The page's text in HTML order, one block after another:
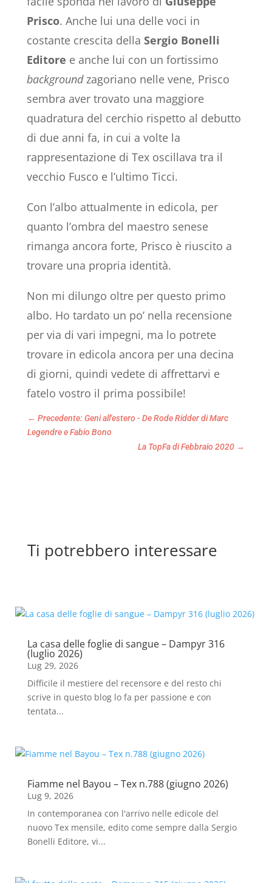
Prisco. Anche lui una delle voci in
costante crescita della Sergio Bonelli
Editore e anche lui con un fortissimo
backgroundzagoriano nelle vene, Prisco
sembra aver trovato una maggiore
quadratura del cerchio rispetto al debutto
di due anni fa, in cui a volte la
rappresentazione di Tex oscillava tra il
vecchio Fusco e l’ultimo Ticci.
Con l’albo attualmente in edicola, per
quanto l’ombra del maestro senese
rimanga ancora forte, Prisco è riuscito a
trovare una propria identità.
Non mi dilungo oltre per questo primo
albo. Ho tardato un po’ nella recensione
per via di vari impegni, ma lo potrete
trovare in edicola ancora per una decina
di giorni, quindi vedete di affrettarvi e
fatelo vostro il prima possibile!
← Precedente: Geni all'estero - De Rode Ridder di Marc
Legendre e Fabio Bono
La TopFa di Febbraio 2020 →
Ti potrebbero interessare
La casa delle foglie di sangue – Dampyr 316
(luglio 2026)
Lug 29, 2026
Difficile il mestiere del recensore e del resto chi
scrive in questo blog lo fa per passione e con
tentata...
Fiamme nel Bayou – Tex n.788 (giugno 2026)
Lug 9, 2026
In contemporanea con l'arrivo nelle edicole del
nuovo Tex mensile, edito come sempre dalla Sergio
Bonelli Editore, vi...